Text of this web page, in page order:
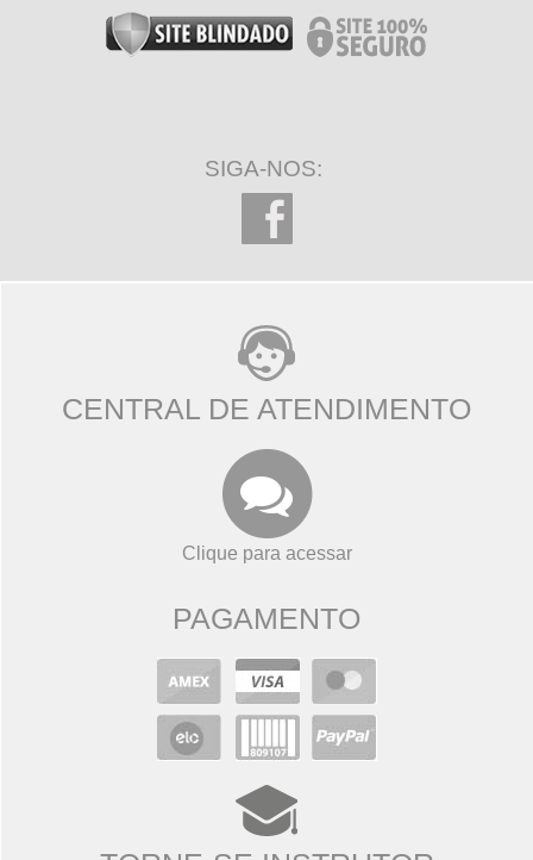
SIGA-NOS:
CENTRAL DE ATENDIMENTO
Clique para acessar
PAGAMENTO